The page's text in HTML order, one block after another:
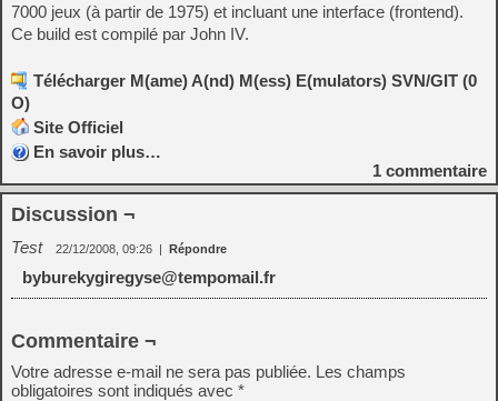
7000 jeux (à partir de 1975) et incluant une interface (frontend).
Ce build est compilé par John IV.
Télécharger M(ame) A(nd) M(ess) E(mulators) SVN/GIT (0
O)
Site Officiel
En savoir plus…
1 commentaire
Discussion ¬
Test 22/12/2008, 09:26 | Répondre
byburekygiregyse@tempomail.fr
Commentaire ¬
Votre adresse e-mail ne sera pas publiée. Les champs
obligatoires sont indiqués avec *